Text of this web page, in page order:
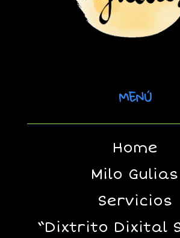
MENÚ
Home
Milo Gulias
Servicios
“Dixtrito Dixital